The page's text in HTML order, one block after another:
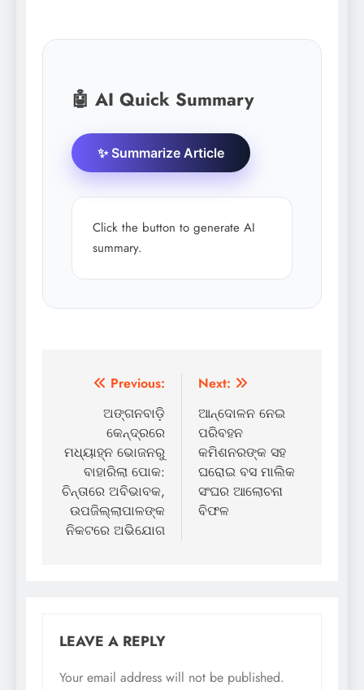
🤖 AI Quick Summary
✨ Summarize Article
Click the button to generate AI
summary.
Post
navigation
Previous:
ଅଙ୍ଗନବାଡ଼ି
କେନ୍ଦ୍ରରେ
ମଧ୍ୟାହ୍ନ ଭୋଜନରୁ
ବାହାରିଲା ପୋକ:
ଚିନ୍ତାରେ ଅବିଭାବକ,
ଉପଜିଲ୍ଲାପାଳଙ୍କ
ନିକଟରେ ଅଭିଯୋଗ
Next:
ଆନ୍ଦୋଳନ ନେଇ
ପରିବହନ
କମିଶନରଙ୍କ ସହ
ଘରୋଇ ବସ ମାଲିକ
ସଂଘର ଆଲୋଚନା
ବିଫଳ
LEAVE A REPLY
Your email address will not be published.